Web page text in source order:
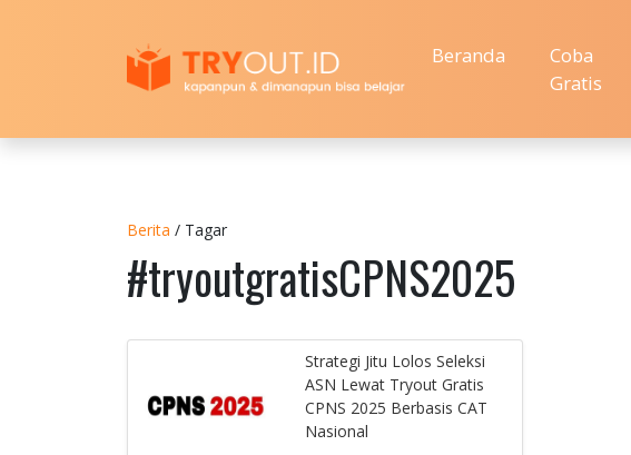
Beranda
Coba
Gratis
Berita / Tagar
#tryoutgratisCPNS2025
Strategi Jitu Lolos Seleksi
ASN Lewat Tryout Gratis
CPNS 2025 Berbasis CAT
Nasional